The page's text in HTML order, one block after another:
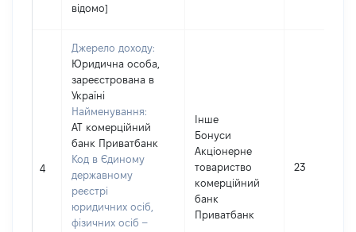
відомо]
4
Джерело доходу:
Юридична особа,
зареєстрована в
Україні
Найменування:
АТ комерційний
банк Приватбанк
Код в Єдиному
державному
реєстрі
юридичних осіб,
фізичних осіб –
Інше
Бонуси
Акціонерне
товариство
комерційний
банк
Приватбанк
23